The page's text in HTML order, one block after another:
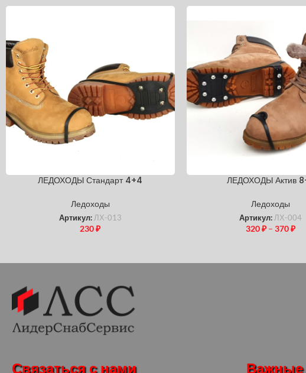
ЛЕДОХОДЫ Стандарт 4+4
Ледоходы
Артикул: ЛХ-013
230₽
ЛЕДОХОДЫ Актив
Ледоходы
Артикул: ЛХ-004
320₽ – 370₽
Связаться с нами Важные